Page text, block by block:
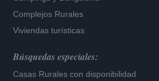
Complejos Rurales
Viviendas turísticas
Búsquedas especiales:
Casas Rurales con disponibilidad